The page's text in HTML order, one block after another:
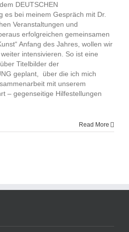
DEUTSCHEN
es bei meinem Gespräch mit Dr.
Veranstaltungen und
erfolgreichen gemeinsamen
Anfang des Jahres, wollen wir
intensivieren. So ist eine
Titelbilder der
geplant, über die ich mich
mit unserem
– gegenseitige Hilfestellungen
Read More